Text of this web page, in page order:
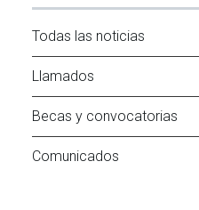
Todas las noticias
Llamados
Becas y convocatorias
Comunicados